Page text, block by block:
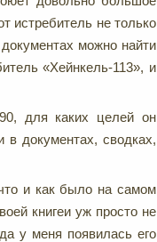
истребитель не только
можно найти
«Хейнкель-113», и
для каких целей он
в документах, сводках,
и как было на самом
книгеи уж просто не
у меня появилась его